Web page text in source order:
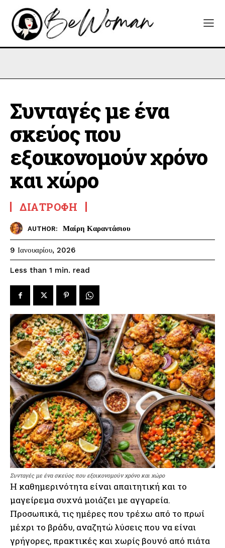
Συνταγές με ένα
σκεύος που
εξοικονομούν χρόνο
και χώρο
ΔΙΑΤΡΟΦΉ
AUTHOR: Μαίρη Καραντάσιου
9 Ιανουαρίου, 2026
Less than 1 min. read
Συνταγές με ένα σκεύος που εξοικονομούν χρόνο και χώρο
Η καθημερινότητα είναι απαιτητική και το
μαγείρεμα συχνά μοιάζει με αγγαρεία.
Προσωπικά, τις ημέρες που τρέχω από το πρωί
μέχρι το βράδυ, αναζητώ λύσεις που να είναι
γρήγορες, πρακτικές και χωρίς βουνό από πιάτα